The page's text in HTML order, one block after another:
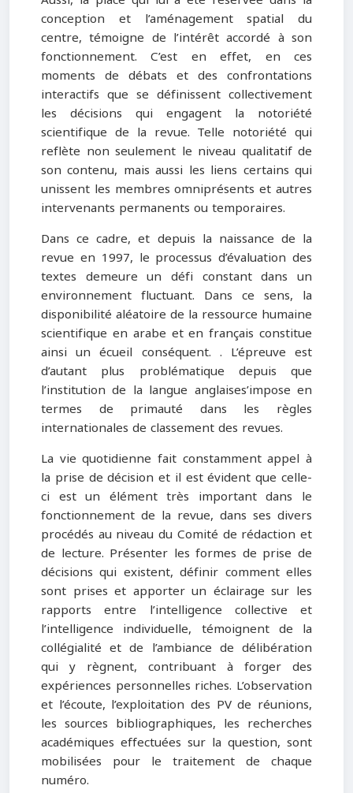
conception et l’aménagement spatial du
centre, témoigne de l’intérêt accordé à son
fonctionnement. C’est en effet, en ces
moments de débats et des confrontations
interactifs que se définissent collectivement
les décisions qui engagent la notoriété
scientifique de la revue. Telle notoriété qui
reflète non seulement le niveau qualitatif de
son contenu, mais aussi les liens certains qui
unissent les membres omniprésents et autres
intervenants permanents ou temporaires.
Dans ce cadre, et depuis la naissance de la
revue en 1997, le processus d’évaluation des
textes demeure un défi constant dans un
environnement fluctuant. Dans ce sens, la
disponibilité aléatoire de la ressource humaine
scientifique en arabe et en français constitue
ainsi un écueil conséquent. . L’épreuve est
d’autant plus problématique depuis que
l’institution de la langue anglaises’impose en
termes de primauté dans les règles
internationales de classement des revues.
La vie quotidienne fait constamment appel à
la prise de décision et il est évident que celle-
ci est un élément très important dans le
fonctionnement de la revue, dans ses divers
procédés au niveau du Comité de rédaction et
de lecture. Présenter les formes de prise de
décisions qui existent, définir comment elles
sont prises et apporter un éclairage sur les
rapports entre l’intelligence collective et
l’intelligence individuelle, témoignent de la
collégialité et de l’ambiance de délibération
qui y règnent, contribuant à forger des
expériences personnelles riches. L’observation
et l’écoute, l’exploitation des PV de réunions,
les sources bibliographiques, les recherches
académiques effectuées sur la question, sont
mobilisées pour le traitement de chaque
numéro.